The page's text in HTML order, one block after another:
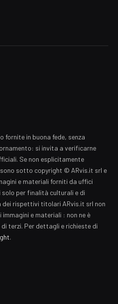
fornite in buona fede, senza
si invita a verificarne
Se non esplicitamente
sotto copyright © ARvis.it srl e
e materiali forniti da uffici
per finalità culturali e di
rispettivi titolari ARvis.it srl non
e materiali : non ne è
terzi. Per dettagli e richieste di
.